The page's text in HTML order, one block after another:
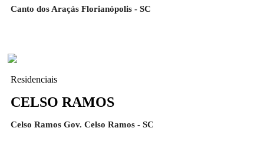
Canto dos Araçás Florianópolis - SC
Residenciais
CELSO RAMOS
Celso Ramos Gov. Celso Ramos - SC